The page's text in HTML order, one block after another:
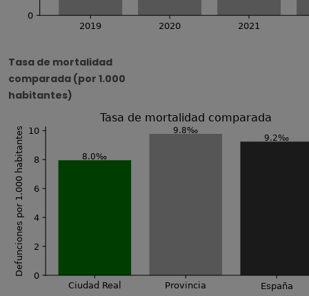
2019 2020 2021
0
Tasa de mortalidad
comparada (por 1.000
habitantes)
Ciudad Real Provincia España
0
2
4
6
8
10
Defunciones por 1.000 habitantes 8.0‰
9.8‰
9.2‰
Tasa de mortalidad comparada